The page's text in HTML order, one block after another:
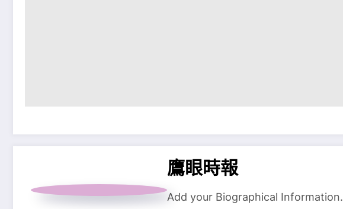
鷹眼時報
Add your Biographical Information.